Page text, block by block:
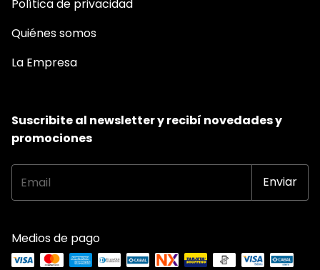
Política de privacidad
Quiénes somos
La Empresa
Suscribite al newsletter y recibí novedades y
promociones
Medios de pago